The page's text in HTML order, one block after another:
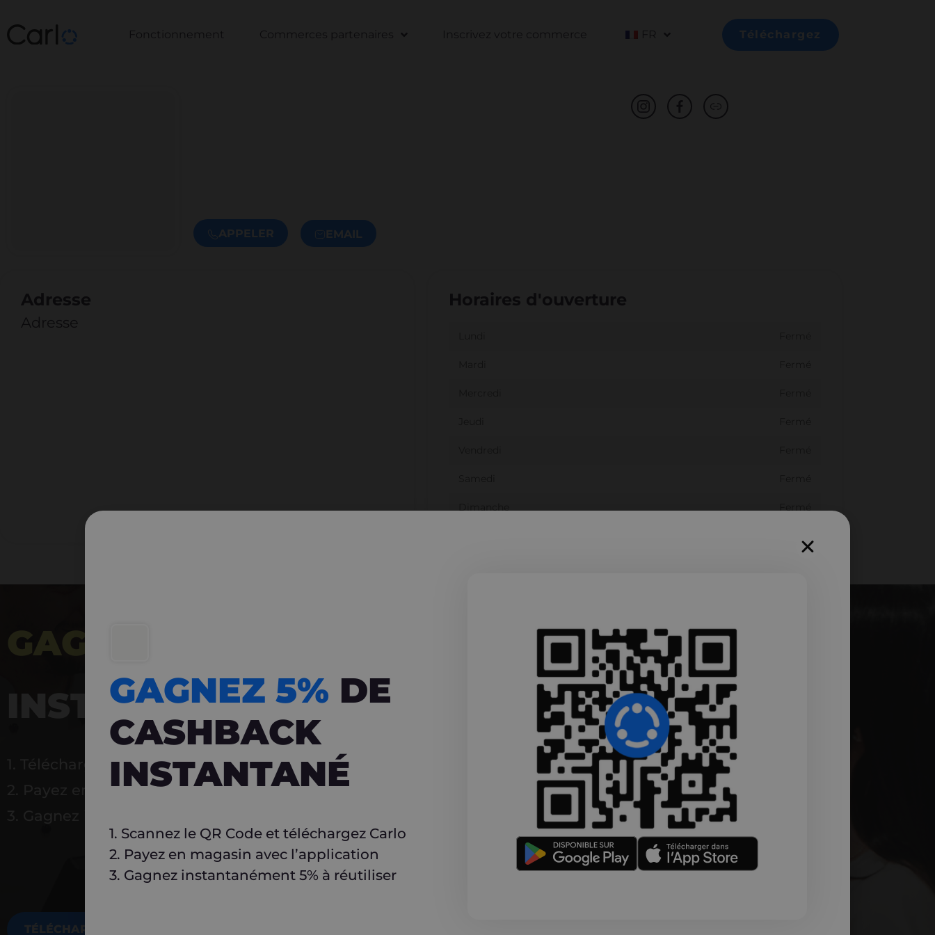
Fonctionnement Commerces partenaires Inscrivez votre commerce FR Téléchargez
APPELER EMAIL
Adresse
Adresse
Horaires d'ouverture
GAGNEZ 5%
INSTANTANÉ
1. Téléchargez Carlo
2. Payez en magasin avec l’application
TÉLÉCHARGEZ MAINTENANT
GAGNEZ 5% DE
CASHBACK
INSTANTANÉ
1. Scannez le QR Code et téléchargez Carlo
2. Payez en magasin avec l’application
3. Gagnez instantanément 5% à réutiliser